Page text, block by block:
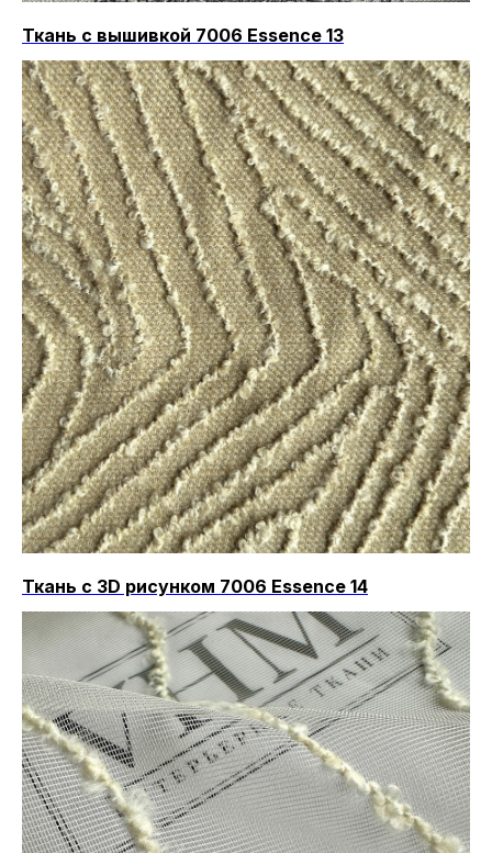
Ткань с вышивкой 7006 Essence 13
Ткань с 3D рисунком 7006 Essence 14